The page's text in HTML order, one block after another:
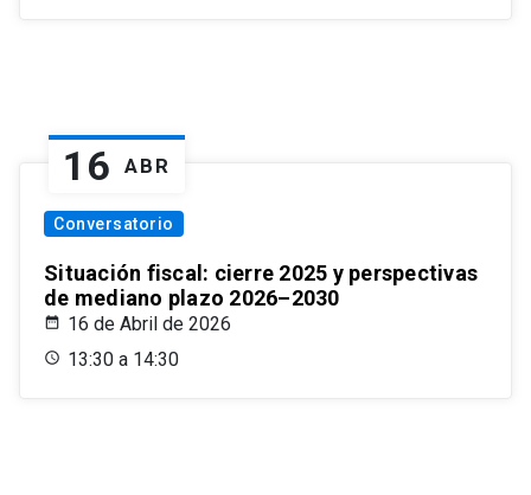
16 ABR
Conversatorio
Situación fiscal: cierre 2025 y perspectivas
de mediano plazo 2026–2030
16 de Abril de 2026
13:30 a 14:30